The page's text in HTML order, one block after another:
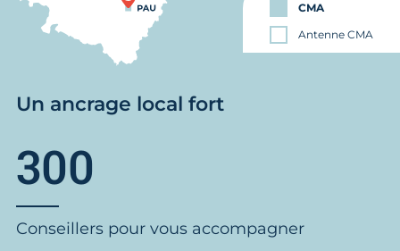
CMA
Antenne CMA
Un ancrage local fort
300
Conseillers pour vous accompagner